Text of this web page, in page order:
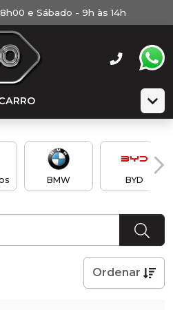
e Sábado - 9h às 14h
BMW BYD
Ordenar